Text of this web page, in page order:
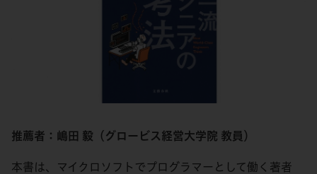
推薦者：嶋田 毅（グロービス経営大学院 教員）
本書は、マイクロソフトでプログラマーとして働く著者